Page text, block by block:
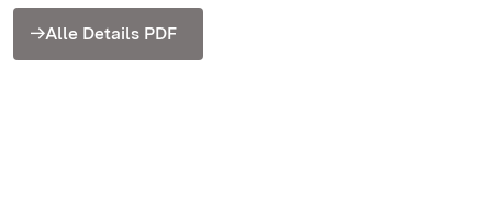
Alle Details PDF